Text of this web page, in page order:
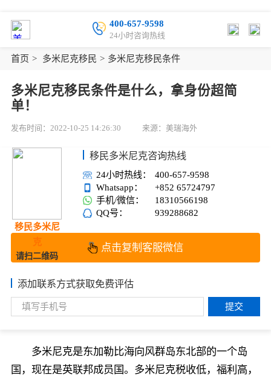
400-657-9598
24小时咨询热线
首页 > 多米尼克移民 > 多米尼克移民条件
多米尼克移民条件是什么，拿身份超简
单！
发布时间：2022-10-25 14:26:30 来源：美瑞海外
移民多米尼
克
请扫二维码
移民多米尼克咨询热线
24小时热线：
400-657-9598
Whatsapp：
+852 65724797
手机/微信：
18310566198
QQ号：
939288682
点击复制客服微信
添加联系方式获取免费评估
提交
多米尼克是东加勒比海向风群岛东北部的一个岛
国，现在是英联邦成员国。多米尼克税收低，福利高，